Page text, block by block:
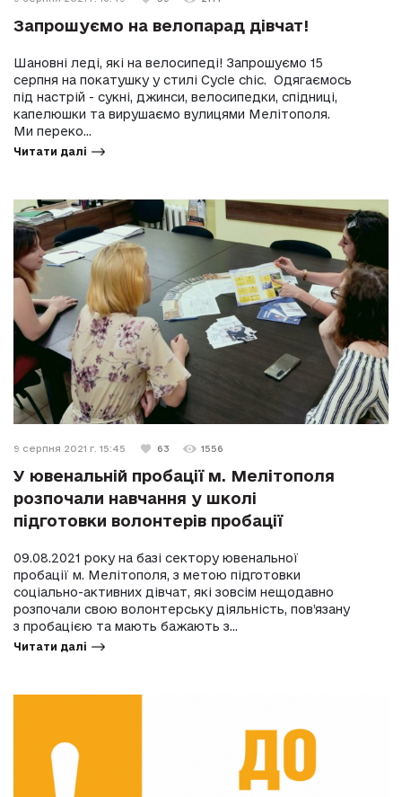
Запрошуємо на велопарад дівчат!
Шановні леді, які на велосипеді! Запрошуємо 15
серпня на покатушку у стилі Cycle chic. Одягаємось
під настрій - сукні, джинси, велосипедки, спідниці,
капелюшки та вирушаємо вулицями Мелітополя.
Ми переко...
Читати далі
9 серпня 2021 г. 15:45 63 1556
У ювенальній пробації м. Мелітополя
розпочали навчання у школі
підготовки волонтерів пробації
09.08.2021 року на базі сектору ювенальної
пробації м. Мелітополя, з метою підготовки
соціально-активних дівчат, які зовсім нещодавно
розпочали свою волонтерську діяльність, пов’язану
з пробацією та мають бажають з...
Читати далі